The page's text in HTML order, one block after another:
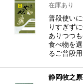
在庫あり
普段使い
りすぎず
ありつつ
食べ物を
るご普段用
静岡牧之